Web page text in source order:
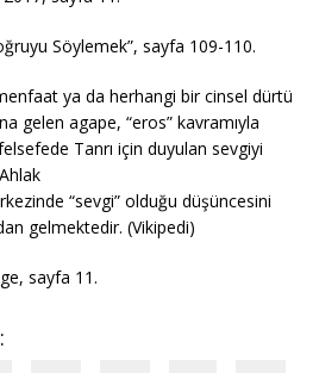
Söylemek”, sayfa 109-110.
ya da herhangi bir cinsel dürtü
gelen agape, “eros” kavramıyla
Tanrı için duyulan sevgiyi
“sevgi” olduğu düşüncesini
gelmektedir. (Vikipedi)
sayfa 11.